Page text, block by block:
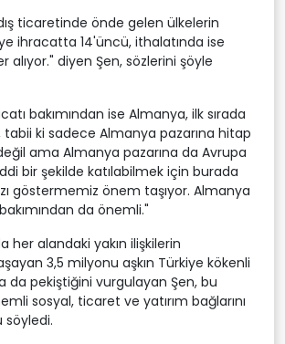
ticaretinde önde gelen ülkelerin
ihracatta 14'üncü, ithalatında ise
alıyor." diyen Şen, sözlerini şöyle
bakımından ise Almanya, ilk sırada
tabii ki sadece Almanya pazarına hitap
ama Almanya pazarına da Avrupa
bir şekilde katılabilmek için burada
göstermemiz önem taşıyor. Almanya
da önemli."
her alandaki yakın ilişkilerin
3,5 milyonu aşkın Türkiye kökenli
da pekiştiğini vurgulayan Şen, bu
sosyal, ticaret ve yatırım bağlarını